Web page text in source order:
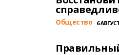
Общество 6